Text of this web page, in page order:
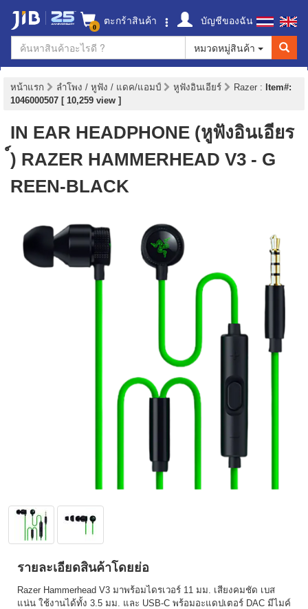
0 ตะกร้าสินค้า
บัญชีของฉัน
หมวดหมู่สินค้า
หน้าแรก ลำโพง / หูฟัง / แดค/แอมป์ หูฟังอินเอียร์ Razer : Item#:
1046000507 [ 10,259 view ]
IN EAR HEADPHONE (หูฟังอินเอียร
์) RAZER HAMMERHEAD V3 - G
REEN-BLACK
รายละเอียดสินค้าโดยย่อ
Razer Hammerhead V3 มาพร้อมไดรเวอร์ 11 มม. เสียงคมชัด เบส
แน่น ใช้งานได้ทั้ง 3.5 มม. และ USB-C พร้อมอะแดปเตอร์ DAC มีไมค์